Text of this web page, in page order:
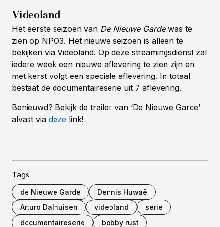
Videoland
Het eerste seizoen van De Nieuwe Gardewas te
zien op NPO3. Het nieuwe seizoen is alleen te
bekijken via Videoland. Op deze streamingsdienst zal
iedere week een nieuwe aflevering te zien zijn en
met kerst volgt een speciale aflevering. In totaal
bestaat de documentaireserie uit 7 aflevering.
Benieuwd? Bekijk de trailer van ‘De Nieuwe Garde’
alvast via deze link!
Tags
de Nieuwe Garde
Dennis Huwaë
Arturo Dalhuisen
videoland
serie
documentaireserie
bobby rust